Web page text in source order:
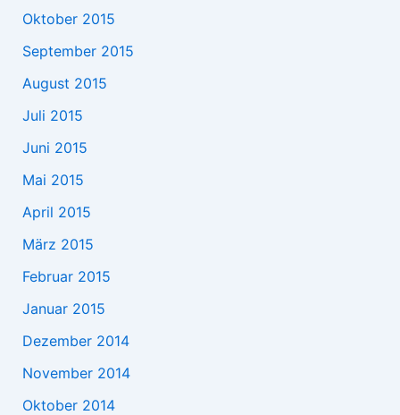
Oktober 2015
September 2015
August 2015
Juli 2015
Juni 2015
Mai 2015
April 2015
März 2015
Februar 2015
Januar 2015
Dezember 2014
November 2014
Oktober 2014